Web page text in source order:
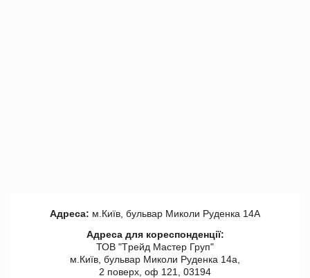
Адреса: м.Київ, бульвар Миколи Руденка 14А
Адреса для кореспонденції:
ТОВ "Tрейд Мастер Груп"
м.Київ, бульвар Миколи Руденка 14а,
2 поверх, оф 121, 03194